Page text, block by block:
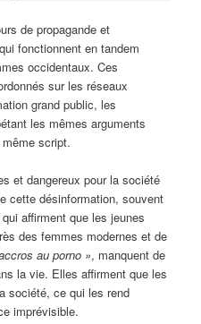
de propagande et
fonctionnent en tandem
occidentaux. Ces
sur les réseaux
grand public, les
les mêmes arguments
script.
et dangereux pour la société
cette désinformation, souvent
affirment que les jeunes
des femmes modernes et de
au porno », manquent de
la vie. Elles affirment que les
société, ce qui les rend
imprévisible.